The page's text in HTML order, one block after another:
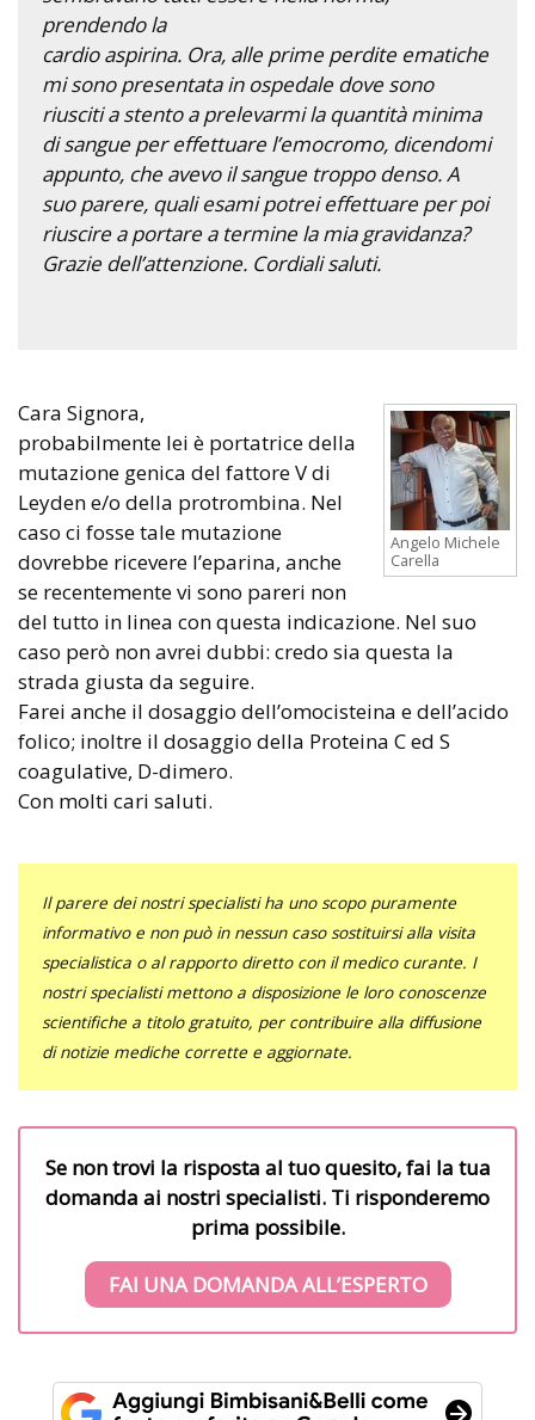
prendendo la
cardio aspirina. Ora, alle prime perdite ematiche
mi sono presentata in ospedale dove sono
riusciti a stento a prelevarmi la quantità minima
di sangue per effettuare l’emocromo, dicendomi
appunto, che avevo il sangue troppo denso. A
suo parere, quali esami potrei effettuare per poi
riuscire a portare a termine la mia gravidanza?
Grazie dell’attenzione. Cordiali saluti.
Angelo Michele
Carella
Cara Signora,
probabilmente lei è portatrice della
mutazione genica del fattore V di
Leyden e/o della protrombina. Nel
caso ci fosse tale mutazione
dovrebbe ricevere l’eparina, anche
se recentemente vi sono pareri non
del tutto in linea con questa indicazione. Nel suo
caso però non avrei dubbi: credo sia questa la
strada giusta da seguire.
Farei anche il dosaggio dell’omocisteina e dell’acido
folico; inoltre il dosaggio della Proteina C ed S
coagulative, D-dimero.
Con molti cari saluti.
Il parere dei nostri specialisti ha uno scopo puramente
informativo e non può in nessun caso sostituirsi alla visita
specialistica o al rapporto diretto con il medico curante. I
nostri specialisti mettono a disposizione le loro conoscenze
scientifiche a titolo gratuito, per contribuire alla diffusione
di notizie mediche corrette e aggiornate.
Se non trovi la risposta al tuo quesito, fai la tua
domanda ai nostri specialisti. Ti risponderemo
prima possibile.
FAI UNA DOMANDA ALL’ESPERTO